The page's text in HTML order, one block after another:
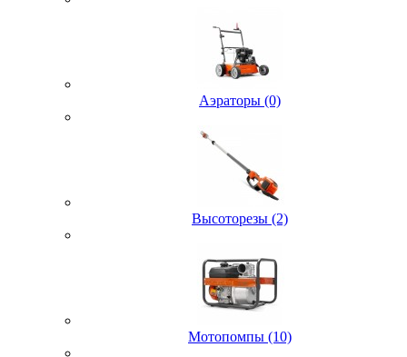
Аэраторы (0)
Высоторезы (2)
Мотопомпы (10)